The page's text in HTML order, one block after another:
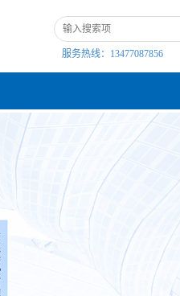
服务热线： 13477087856